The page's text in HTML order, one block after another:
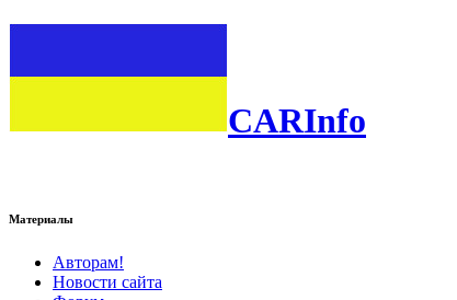
CARInfo
Материалы
Авторам!
Новости сайта